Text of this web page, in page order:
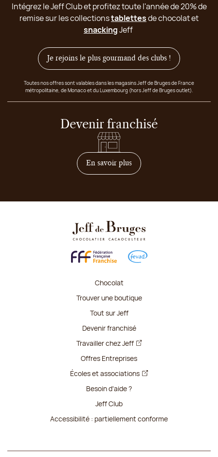
Intégrez le Jeff Club et profitez toute l'année de 20% de
remise sur les collectionstablettesde chocolat et
snackingJeff
Je rejoins le plus gourmand des clubs !
Toutes nos offres sont valables dans les magasins Jeff de Bruges de France
métropolitaine, de Monaco et du Luxembourg (hors Jeff de Bruges outlet).
Devenir franchisé
En savoir plussur comment devenir
Chocolat
Trouver une boutique
Tout sur Jeff
Devenir franchisé
Travailler chez Jeff
Offres Entreprises
Écoles et associations
Besoin d'aide ?
Jeff Club
Accessibilité : partiellement conforme